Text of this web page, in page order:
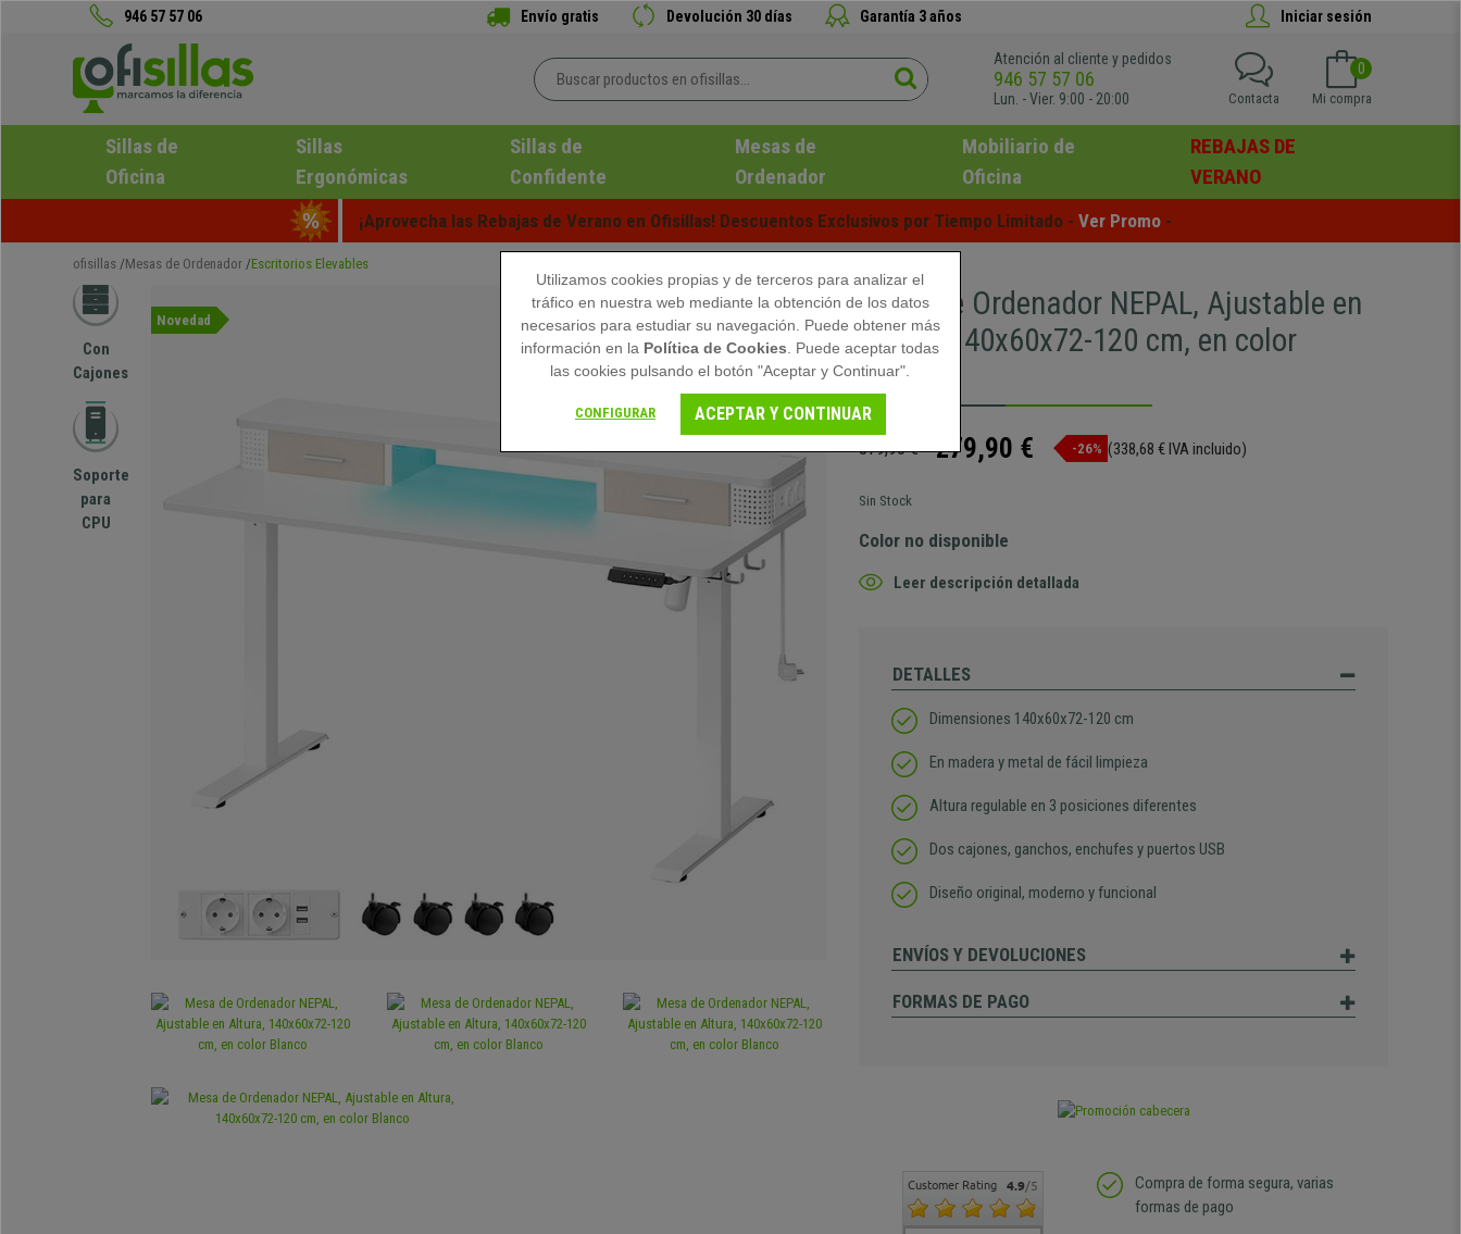
946 57 57 06 Envío gratis Devolución 30 días Garantía 3 años Iniciar sesión
Atención al cliente y pedidos
946 57 57 06
Lun. - Vier. 9:00 - 20:00
0
Mi compra
Contacta
Sillas de
Oficina
Sillas
Ergonómicas
Sillas de
Confidente
Mesas de
Ordenador
Mobiliario de
Oficina
REBAJAS DE
VERANO
¡Aprovecha las Rebajas de Verano en Ofisillas! Descuentos Exclusivos por Tiempo Limitado - Ver Promo -
ofisillas Mesas de Ordenador Escritorios Elevables
Con
Cajones
Soporte
para
CPU
Novedad
Mesa de Ordenador NEPAL, Ajustable en
Altura, 140x60x72-120 cm, en color
Blanco
379,90 € 279,90 € -26% (338,68 € IVA incluido)
Sin Stock
Color no disponible
Leer descripción detallada
DETALLES
Dimensiones 140x60x72-120 cm
En madera y metal de fácil limpieza
Altura regulable en 3 posiciones diferentes
Dos cajones, ganchos, enchufes y puertos USB
Diseño original, moderno y funcional
ENVÍOS Y DEVOLUCIONES
FORMAS DE PAGO
Customer Rating 4.9/5
Compra de forma segura, varias
formas de pago
Utilizamos cookies propias y de terceros para analizar el
tráfico en nuestra web mediante la obtención de los datos
necesarios para estudiar su navegación. Puede obtener más
información en la Política de Cookies . Puede aceptar todas
las cookies pulsando el botón "Aceptar y Continuar".
CONFIGURAR ACEPTAR Y CONTINUAR